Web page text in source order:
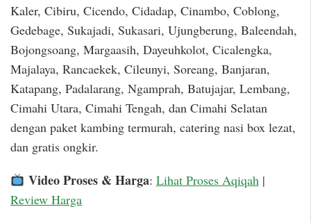
Kaler, Cibiru, Cicendo, Cidadap, Cinambo, Coblong,
Gedebage, Sukajadi, Sukasari, Ujungberung, Baleendah,
Bojongsoang, Margaasih, Dayeuhkolot, Cicalengka,
Majalaya, Rancaekek, Cileunyi, Soreang, Banjaran,
Katapang, Padalarang, Ngamprah, Batujajar, Lembang,
Cimahi Utara, Cimahi Tengah, dan Cimahi Selatan
dengan paket kambing termurah, catering nasi box lezat,
dan gratis ongkir.
Video Proses & Harga: Lihat Proses Aqiqah|
Review Harga